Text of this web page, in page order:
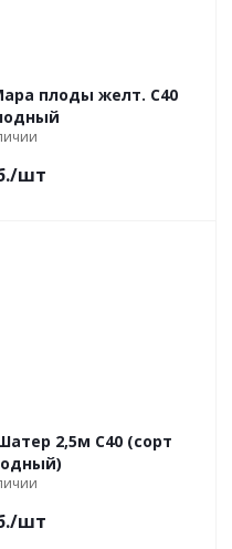
плоды желт. C40
/шт
2,5м С40 (сорт
/шт